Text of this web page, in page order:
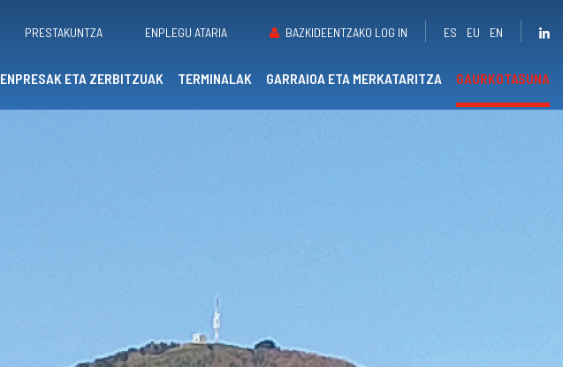
PRESTAKUNTZA ENPLEGU ATARIA BAZKIDEENTZAKO LOG IN ES EU EN
ENPRESAK ETA ZERBITZUAK TERMINALAK GARRAIOA ETA MERKATARITZA GAURKOTASUNA